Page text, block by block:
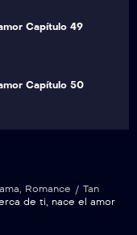
Capítulo 49
Capítulo 50
Capítulo 52
, Romance / Tan
de ti, nace el amor